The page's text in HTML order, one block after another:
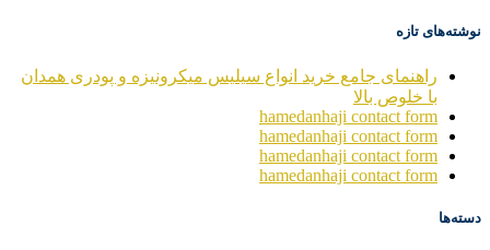
نوشته‌های تازه
راهنمای جامع خرید انواع سیلیس میکرونیزه و پودری همدان
با خلوص بالا
hamedanhaji contact form
hamedanhaji contact form
hamedanhaji contact form
hamedanhaji contact form
دسته‌ها